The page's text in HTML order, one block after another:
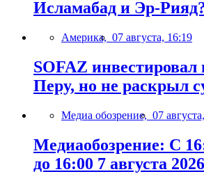
Исламабад и Эр-
Америка, 07 августа, 16:19
SOFAZ инвестировал
Перу, но не раскрыл
Медиа обозрение, 07
Медиаобозрение: С
до 16:00 7 августа